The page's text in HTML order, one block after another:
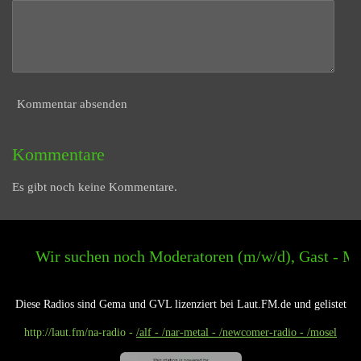
Kommentar absenden
Kommentare
Es gibt noch keine Kommentare.
suchen noch Moderatoren (m/w/d), Gast -
Diese Radios sind Gema und GVL lizenziert bei Laut.FM.de und gelistet
http://laut.fm/na-radio - /alf - /nar-metal - /newcomer-radio - /mosel